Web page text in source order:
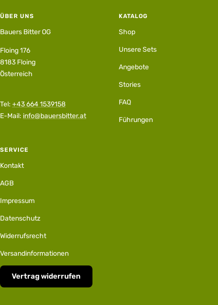
ÜBER UNS
Bauers Bitter OG
Floing 176
8183 Floing
Österreich
Tel: +43 664 1539158
E-Mail: info@bauersbitter.at
KATALOG
Shop
Unsere Sets
Angebote
Stories
FAQ
Führungen
SERVICE
Kontakt
AGB
Impressum
Datenschutz
Widerrufsrecht
Versandinformationen
Vertrag widerrufen